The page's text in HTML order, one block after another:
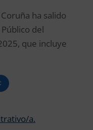
ha salido
del
que incluye
a.